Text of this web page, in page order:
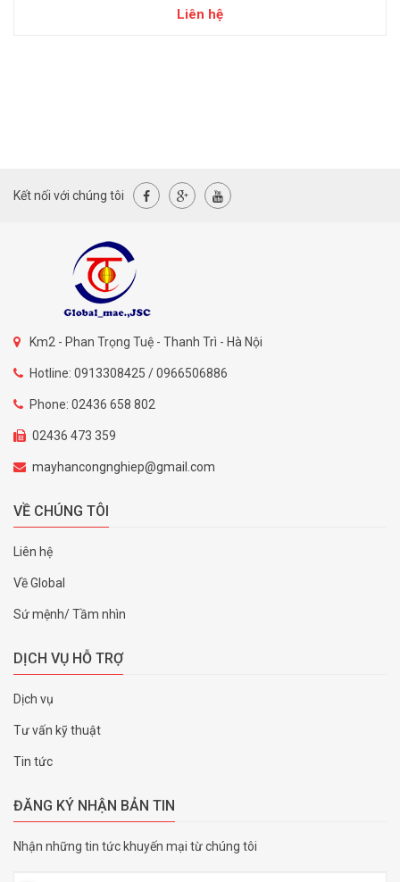
Liên hệ
Kết nối với chúng tôi
Km2 - Phan Trọng Tuệ - Thanh Trì - Hà Nội
Hotline: 0913308425 / 0966506886
Phone: 02436 658 802
02436 473 359
mayhancongnghiep@gmail.com
VỀ CHÚNG TÔI
Liên hệ
Về Global
Sứ mệnh/ Tầm nhìn
DỊCH VỤ HỖ TRỢ
Dịch vụ
Tư vấn kỹ thuật
Tin tức
ĐĂNG KÝ NHẬN BẢN TIN
Nhận những tin tức khuyến mại từ chúng tôi